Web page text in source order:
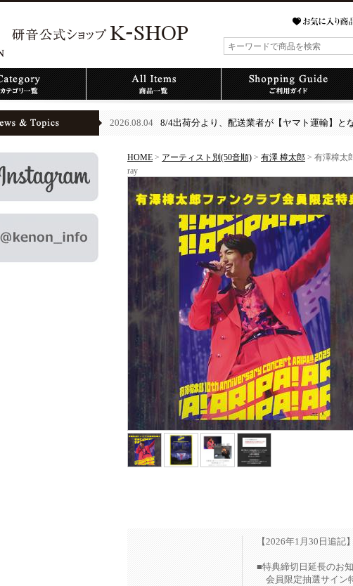
2026.08.04 8/4出荷分より、配送業者が【ヤマト運輸】と
HOME > アーティスト別(50音順) > 有澤 樟太郎 > 有澤樟太
ray
【2026年1月30日追記】
■特典締切日延長のお
会員限定抽選サイン